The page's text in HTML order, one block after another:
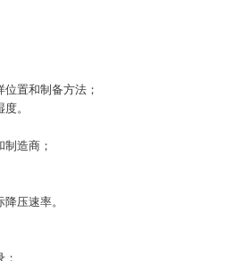
置和制备方法；
。
造商；
压速率。